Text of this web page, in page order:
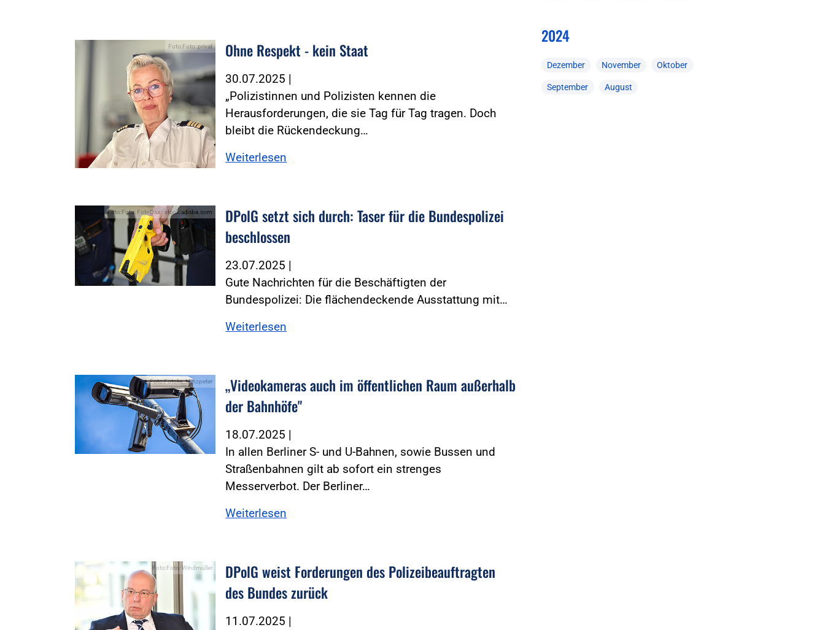
Foto:Foto: privat Ohne Respekt - kein Staat
30.07.2025 |
„Polizistinnen und Polizisten kennen die
Herausforderungen, die sie Tag für Tag tragen. Doch
bleibt die Rückendeckung…
Weiterlesen
Foto:Foto: FotoDax - stock.adobe.com
DPolG setzt sich durch: Taser für die Bundespolizei
beschlossen
23.07.2025 |
Gute Nachrichten für die Beschäftigten der
Bundespolizei: Die flächendeckende Ausstattung mit…
Weiterlesen
Foto:Fotolia_Minzpeter
„Videokameras auch im öffentlichen Raum außerhalb
der Bahnhöfe"
18.07.2025 |
In allen Berliner S- und U-Bahnen, sowie Bussen und
Straßenbahnen gilt ab sofort ein strenges
Messerverbot. Der Berliner…
Weiterlesen
Foto:Foto: Windmüller
DPolG weist Forderungen des Polizeibeauftragten
des Bundes zurück
11.07.2025 |
2024
Dezember November Oktober
September August